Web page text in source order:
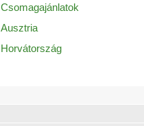
Csomagajánlatok
Ausztria
Horvátország